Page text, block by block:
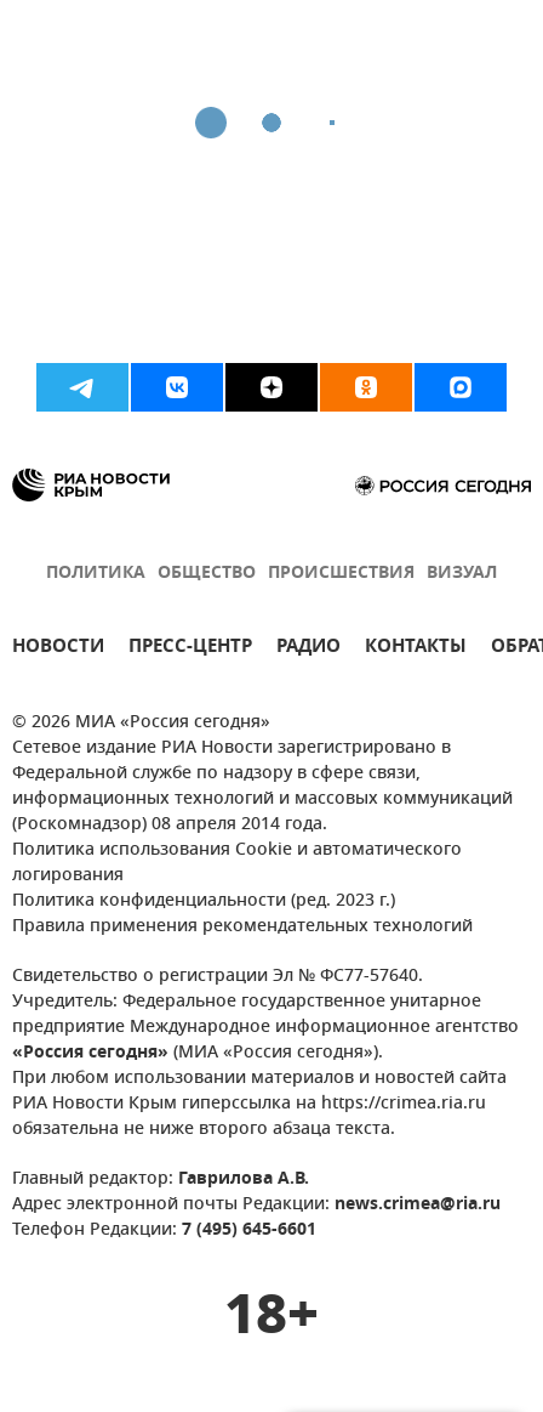
ПОЛИТИКА ОБЩЕСТВО ПРОИСШЕСТВИЯ ВИЗУАЛ
НОВОСТИ ПРЕСС-ЦЕНТР РАДИО КОНТАКТЫ
© 2026 МИА «Россия сегодня»
Сетевое издание РИА Новости зарегистрировано в
Федеральной службе по надзору в сфере связи,
информационных технологий и массовых коммуникаций
(Роскомнадзор) 08 апреля 2014 года.
Политика использования Cookie и автоматического
логирования
Политика конфиденциальности (ред. 2023 г.)
Правила применения рекомендательных технологий
Свидетельство о регистрации Эл № ФС77-57640.
Учредитель: Федеральное государственное унитарное
предприятие Международное информационное агентство
«Россия сегодня» (МИА «Россия сегодня»).
При любом использовании материалов и новостей сайта
РИА Новости Крым гиперссылка на https://crimea.ria.ru
обязательна не ниже второго абзаца текста.
Главный редактор: Гаврилова А.В.
Адрес электронной почты Редакции: news.crimea@ria.ru
Телефон Редакции: 7 (495) 645-6601
18+